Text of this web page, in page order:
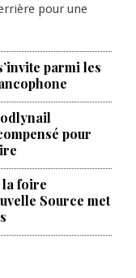
pour une
parmi les
pour
la foire
Source met
lance la